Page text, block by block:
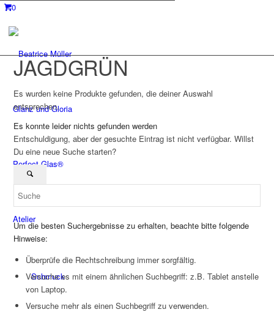
0
Glanz und Gloria
Perfect Glas®
Atelier
Schmuck
JAGDGRÜN
Es wurden keine Produkte gefunden, die deiner Auswahl
entsprechen.
Es konnte leider nichts gefunden werden
Entschuldigung, aber der gesuchte Eintrag ist nicht verfügbar. Willst
Du eine neue Suche starten?
Um die besten Suchergebnisse zu erhalten, beachte bitte folgende
Hinweise:
Überprüfe die Rechtschreibung immer sorgfältig.
Versuche es mit einem ähnlichen Suchbegriff: z.B. Tablet anstelle
von Laptop.
Versuche mehr als einen Suchbegriff zu verwenden.